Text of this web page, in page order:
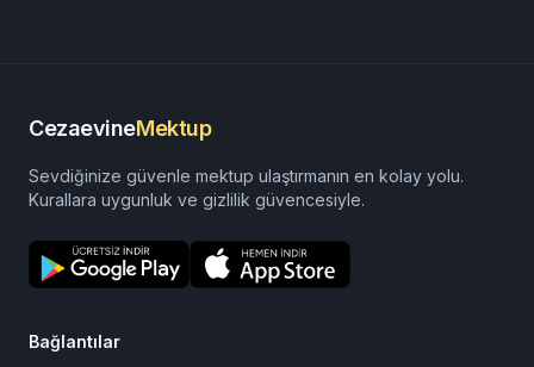
CezaevineMektup
Sevdiğinize güvenle mektup ulaştırmanın en kolay yolu.
Kurallara uygunluk ve gizlilik güvencesiyle.
Bağlantılar